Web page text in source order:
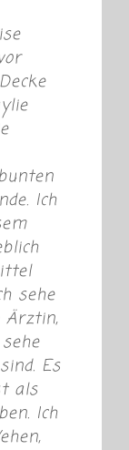
Ich
sehe
Ärztin,
Es
als
Ich